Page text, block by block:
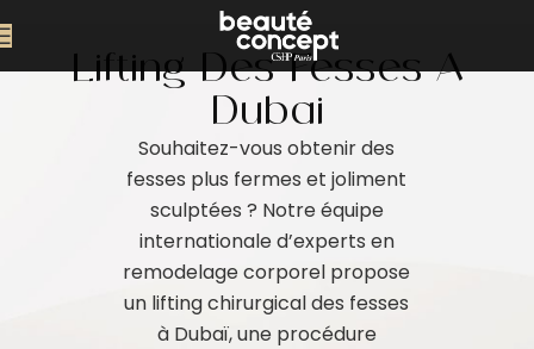
Lifting Des Fesses À
Dubaï
Souhaitez-vous obtenir des
fesses plus fermes et joliment
sculptées ? Notre équipe
internationale d’experts en
remodelage corporel propose
un lifting chirurgical des fesses
à Dubaï, une procédure